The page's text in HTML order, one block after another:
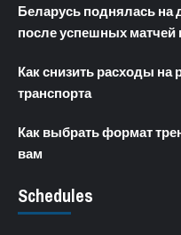
Беларусь поднялась на
после успешных матчей
Как снизить расходы на
транспорта
Как выбрать формат
вам
Schedules